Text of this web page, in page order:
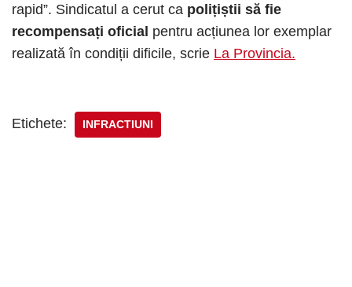
rapid”. Sindicatul a cerut ca polițiștii să fie
recompensați oficial pentru acțiunea lor exemplar
realizată în condiții dificile, scrie La Provincia.
Etichete: INFRACTIUNI